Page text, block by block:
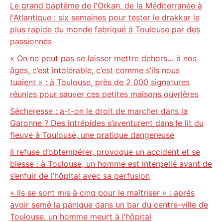
Le grand baptême de l'Orkan, de la Méditerranée à
l'Atlantique : six semaines pour tester le drakkar le
plus rapide du monde fabriqué à Toulouse par des
passionnés
« On ne peut pas se laisser mettre dehors… à nos
âges, c’est intolérable, c’est comme s’ils nous
tuaient » : à Toulouse, près de 2 000 signatures
réunies pour sauver ces petites maisons ouvrières
Sécheresse : a-t-on le droit de marcher dans la
Garonne ? Des intrépides s’aventurent dans le lit du
fleuve à Toulouse, une pratique dangereuse
Il refuse d’obtempérer, provoque un accident et se
blesse : à Toulouse, un homme est interpellé avant de
s’enfuir de l’hôpital avec sa perfusion
« Ils se sont mis à cinq pour le maîtriser » : après
avoir semé la panique dans un bar du centre-ville de
Toulouse, un homme meurt à l’hôpital